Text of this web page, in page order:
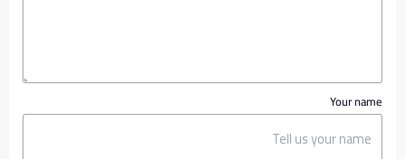
Your name